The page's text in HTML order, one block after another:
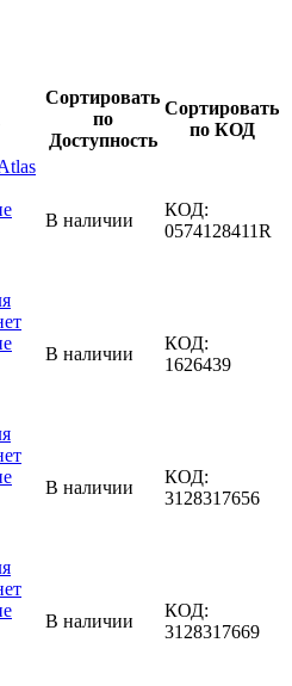
Сортировать
по
Доступность
Сортировать
по КОД
В наличии
КОД:
0574128411R
В наличии
КОД:
1626439
В наличии
КОД:
3128317656
В наличии
КОД:
3128317669